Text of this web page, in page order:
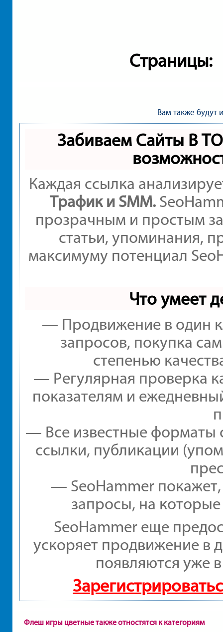
Страницы:
Вам также будут
Забиваем Сайты В
Каждая ссылка
Трафик и SMM.
прозрачным и простым
статьи, упоминания,
максимуму потенциал
Что умеет
— Продвижение в один
запросов, покупка
степенью
— Регулярная проверка
показателям и
— Все известные форматы
ссылки, публикации
— SeoHammer покажет,
запросы, на
SeoHammer еще
ускоряет продвижение в
появляются уже
Флеш игры цветные также отностятся к категориям